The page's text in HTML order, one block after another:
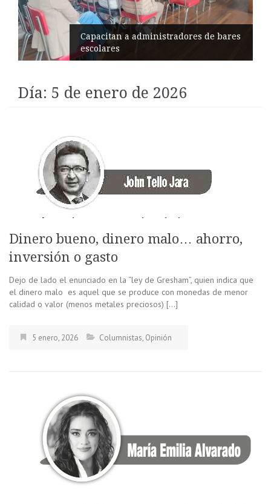
a administradores de bares
Día: 5 de enero de 2026
Dinero bueno, dinero malo… ahorro,
inversión o gasto
Dejo de lado el enunciado en la “ley de Gresham”, quien indica que
el dinero malo es aquel que se produce con monedas de menor
calidad o valor (menos metales preciosos) […]
5 enero, 2026 Columnistas, Opinión